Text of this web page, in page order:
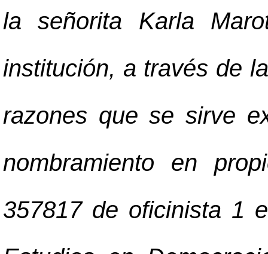
la señorita Karla
institución, a través de
razones que se sirve
nombramiento en
357817 de oficinista 1